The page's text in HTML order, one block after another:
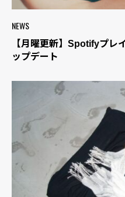
NEWS
【月曜更新】Spotifyプレ
ップデート